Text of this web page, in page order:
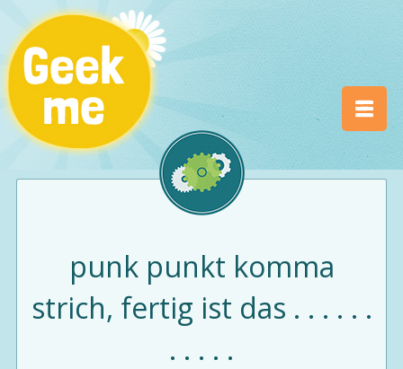
punk punkt komma
strich, fertig ist das . . . . . .
. . . . .